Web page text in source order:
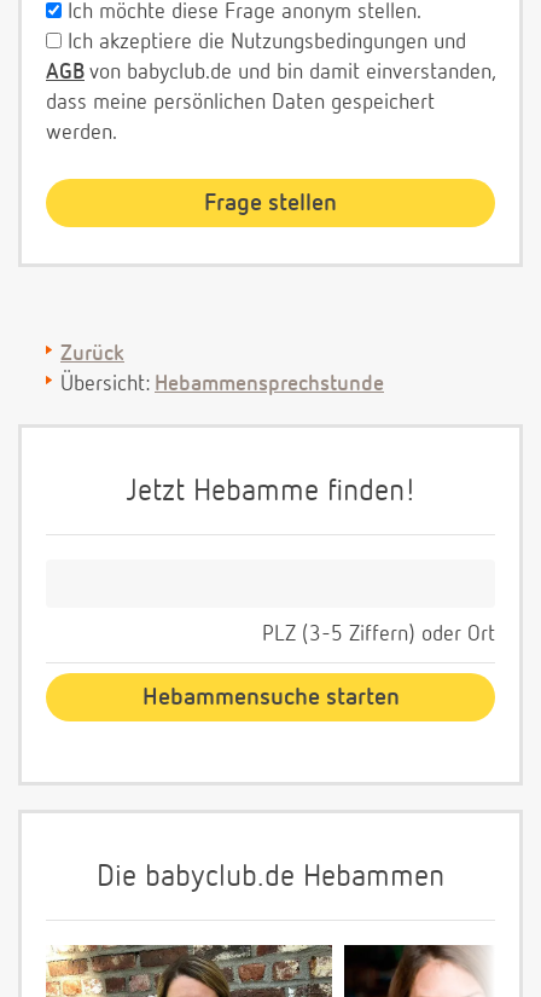
Ich möchte diese Frage anonym stellen.
Ich akzeptiere die Nutzungsbedingungen und
AGB von babyclub.de und bin damit einverstanden,
dass meine persönlichen Daten gespeichert
werden.
Zurück
Übersicht: Hebammensprechstunde
Jetzt Hebamme finden!
PLZ (3-5 Ziffern) oder Ort
Die babyclub.de Hebammen